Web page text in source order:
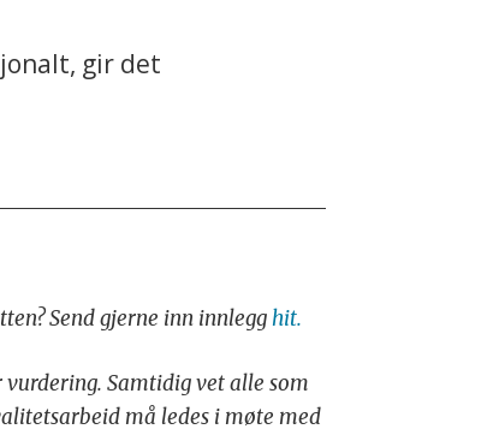
gir det
Send gjerne inn innlegghit.
Samtidig vet alle som
må ledes i møte med